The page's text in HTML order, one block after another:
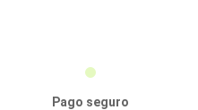
Pago seguro